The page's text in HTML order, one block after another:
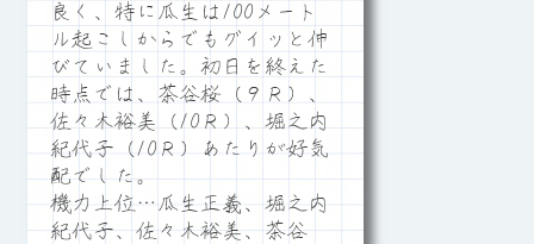
良く、特に瓜生は100メート
ル起こしからでもグイッと伸
びていました。初日を終えた
時点では、茶谷桜（９Ｒ）、
佐々木裕美（10Ｒ）、堀之内
紀代子（10Ｒ）あたりが好気
配でした。
機力上位…瓜生正義、堀之内
紀代子、佐々木裕美、茶谷